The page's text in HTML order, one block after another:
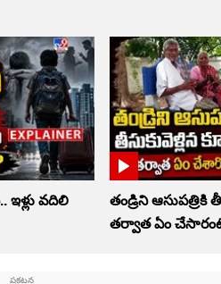
వదిలి
తండ్రిని ఆసుపత్రికి
తర్వాత ఏం